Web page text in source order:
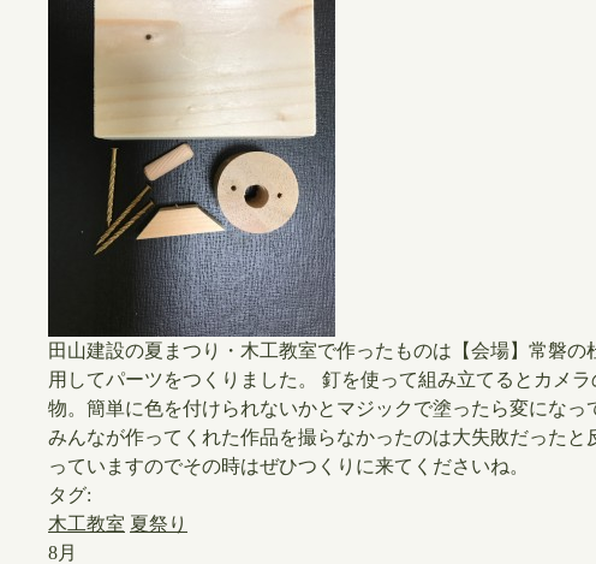
田山建設の夏まつり・木工教室で作ったものは【会場】常磐
用してパーツをつくりました。 ​釘を使って組み立てるとカメ
物。簡単に色を付けられないかとマジックで塗ったら変にな
みんなが作ってくれた作品を撮らなかったのは大失敗だった
っていますのでその時はぜひつくりに来てくださいね。
タグ:
木工教室 夏祭り
8月